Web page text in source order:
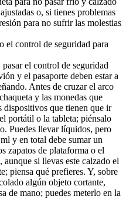
o, si tienes problemas
para no sufrir las molestias
el control de seguridad para
el control de seguridad
y el pasaporte deben estar a
Antes de cruzar el arco
y las monedas que
que tienen que ir
portátil o la tableta; piénsalo
Puedes llevar líquidos, pero
y en total debe sumar un
zapatos de plataforma o el
aunque si llevas este calzado el
piensa qué prefieres. Y, sobre
algún objeto cortante,
de mano; puedes meterlo en la